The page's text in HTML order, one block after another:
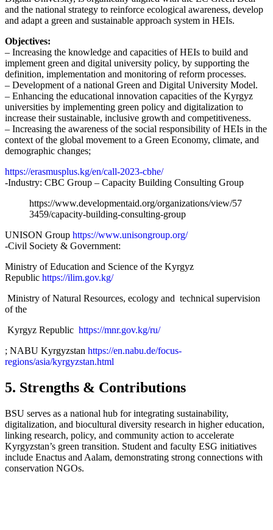
and the national strategy to reinforce ecological awareness, develop
and adapt a green and sustainable approach system in HEIs.
Objectives:
– Increasing the knowledge and capacities of HEIs to build and
implement green and digital university policy, by supporting the
definition, implementation and monitoring of reform processes.
– Development of a national Green and Digital University Model.
– Enhancing the educational innovation capacities of the Kyrgyz
universities by implementing green policy and digitalization to
increase their sustainable, inclusive growth and competitiveness.
– Increasing the awareness of the social responsibility of HEIs in the
context of the global movement to a Green Economy, climate, and
demographic changes;
https://erasmusplus.kg/en/call-2023-cbhe/
-Industry: CBC Group – Capacity Building Consulting Group
https://www.developmentaid.org/organizations/view/57
3459/capacity-building-consulting-group
UNISON Group https://www.unisongroup.org/
-Civil Society & Government:
Ministry of Education and Science of the Kyrgyz
Republic https://ilim.gov.kg/
Ministry of Natural Resources, ecology and technical supervision
of the
Kyrgyz Republic https://mnr.gov.kg/ru/
; NABU Kyrgyzstan https://en.nabu.de/focus-
regions/asia/kyrgyzstan.html
5. Strengths & Contributions
BSU serves as a national hub for integrating sustainability,
digitalization, and biocultural diversity research in higher education,
linking research, policy, and community action to accelerate
Kyrgyzstan’s green transition. Student and faculty ESG initiatives
include Enactus and Aalam, demonstrating strong connections with
conservation NGOs.